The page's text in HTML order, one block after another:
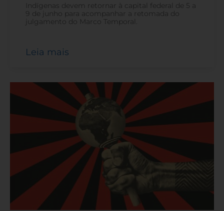
Indígenas devem retornar à capital federal de 5 a
9 de junho para acompanhar a retomada do
julgamento do Marco Temporal.
Leia mais